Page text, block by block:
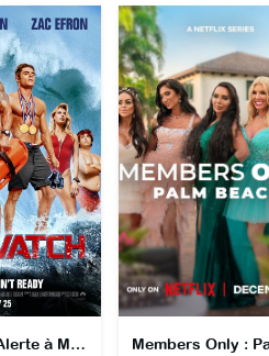
Baywatch : Alerte à Malibu